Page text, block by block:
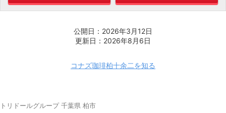
公開日：2026年3月12日
更新日：2026年8月6日
コナズ珈琲柏十余二を知る
トリドールグループ 千葉県 柏市